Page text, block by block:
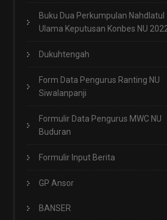
Buku Dua Perkumpulan Nahdlatul
Ulama Keputusan Konbes NU
Dukuhtengah
Form Data Pengurus Ranting NU
Siwalanpanji
Formulir Data Pengurus MWC NU
Buduran
Formulir Input Berita
GP Ansor
BANSER